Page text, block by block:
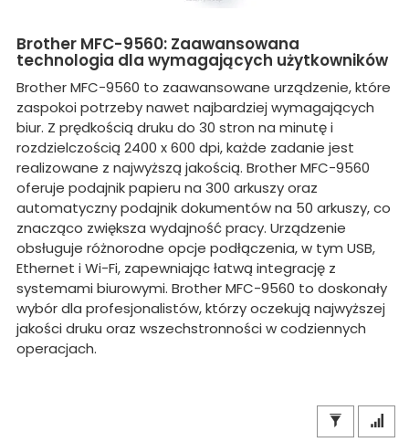
Brother MFC-9560: Zaawansowana
technologia dla wymagających użytkowników
Brother MFC-9560 to zaawansowane urządzenie, które
zaspokoi potrzeby nawet najbardziej wymagających
biur. Z prędkością druku do 30 stron na minutę i
rozdzielczością 2400 x 600 dpi, każde zadanie jest
realizowane z najwyższą jakością. Brother MFC-9560
oferuje podajnik papieru na 300 arkuszy oraz
automatyczny podajnik dokumentów na 50 arkuszy, co
znacząco zwiększa wydajność pracy. Urządzenie
obsługuje różnorodne opcje podłączenia, w tym USB,
Ethernet i Wi-Fi, zapewniając łatwą integrację z
systemami biurowymi. Brother MFC-9560 to doskonały
wybór dla profesjonalistów, którzy oczekują najwyższej
jakości druku oraz wszechstronności w codziennych
operacjach.